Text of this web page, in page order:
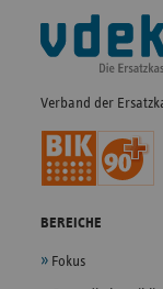
Fußleisten-
Navigation
Verband der
BEREICHE
Fokus